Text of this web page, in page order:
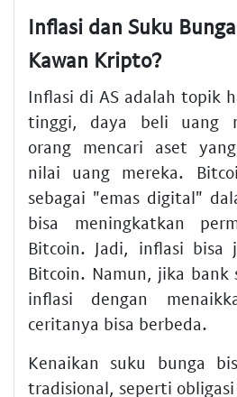
Inflasi dan Suku
Kawan Kripto?
Inflasi di AS adalah topik
tinggi, daya beli uang
orang mencari aset
nilai uang mereka.
sebagai "emas digital"
bisa meningkatkan
Bitcoin. Jadi, inflasi bisa
Bitcoin. Namun, jika bank
inflasi dengan
ceritanya bisa berbeda.
Kenaikan suku bunga
tradisional, seperti